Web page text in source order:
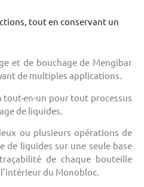
tout en conservant un
et de bouchagede Mengibar
de multiples applications.
en-un pour tout processus
de liquides.
ou plusieurs opérations de
de liquides sur une seule base
de chaque bouteille
du Monobloc.